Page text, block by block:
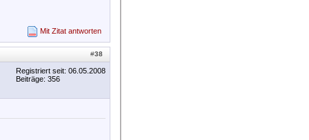
Mit Zitat antworten
#38
Registriert seit: 06.05.2008
Beiträge: 356